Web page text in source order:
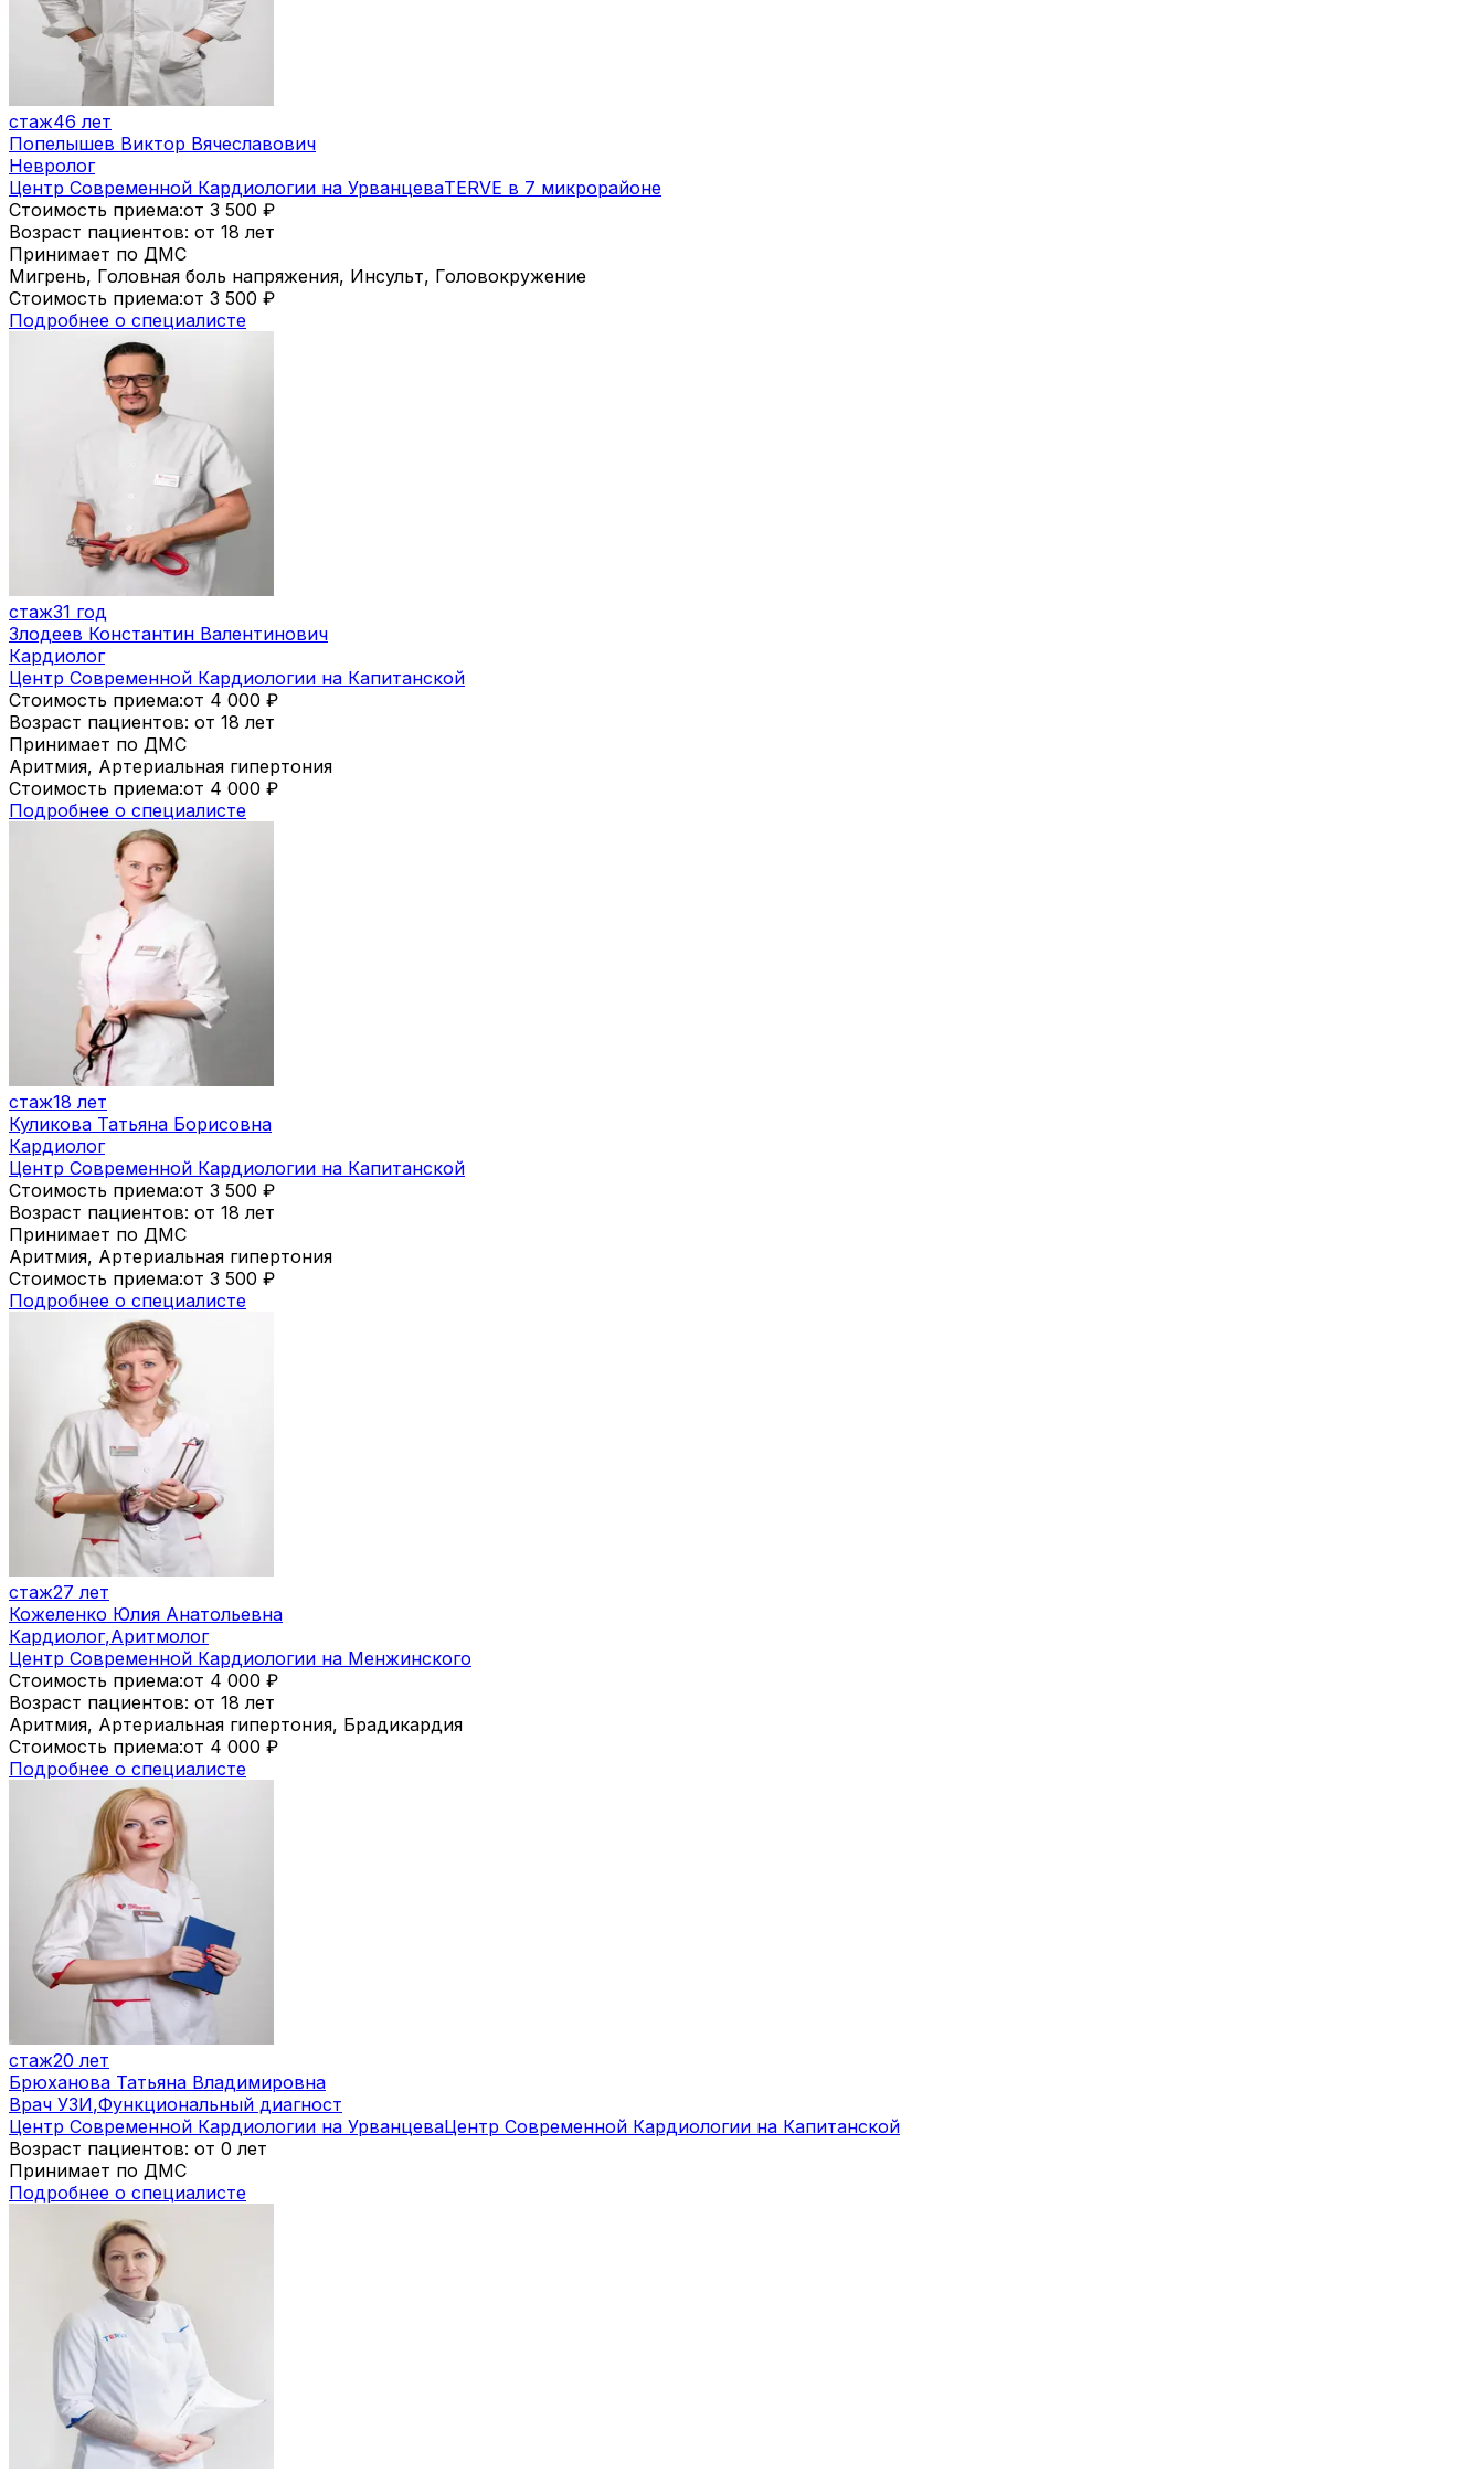
стаж46 лет
Попелышев Виктор Вячеславович
Невролог
Центр Современной Кардиологии на УрванцеваTERVE в 7 микрорайоне
Стоимость приема:от 3 500 ₽
Возраст пациентов: от 18 лет
Принимает по ДМС
Мигрень, Головная боль напряжения, Инсульт, Головокружение
Стоимость приема:от 3 500 ₽
Подробнее о специалисте
стаж31 год
Злодеев Константин Валентинович
Кардиолог
Центр Современной Кардиологии на Капитанской
Стоимость приема:от 4 000 ₽
Возраст пациентов: от 18 лет
Принимает по ДМС
Аритмия, Артериальная гипертония
Стоимость приема:от 4 000 ₽
Подробнее о специалисте
стаж18 лет
Куликова Татьяна Борисовна
Кардиолог
Центр Современной Кардиологии на Капитанской
Стоимость приема:от 3 500 ₽
Возраст пациентов: от 18 лет
Принимает по ДМС
Аритмия, Артериальная гипертония
Стоимость приема:от 3 500 ₽
Подробнее о специалисте
стаж27 лет
Кожеленко Юлия Анатольевна
Кардиолог,Аритмолог
Центр Современной Кардиологии на Менжинского
Стоимость приема:от 4 000 ₽
Возраст пациентов: от 18 лет
Аритмия, Артериальная гипертония, Брадикардия
Стоимость приема:от 4 000 ₽
Подробнее о специалисте
стаж20 лет
Брюханова Татьяна Владимировна
Врач УЗИ,Функциональный диагност
Центр Современной Кардиологии на УрванцеваЦентр Современной Кардиологии на Капитанской
Возраст пациентов: от 0 лет
Принимает по ДМС
Подробнее о специалисте